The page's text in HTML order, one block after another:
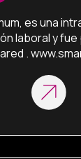
es una
laboral y
.
el
obligadas
de sus
de la